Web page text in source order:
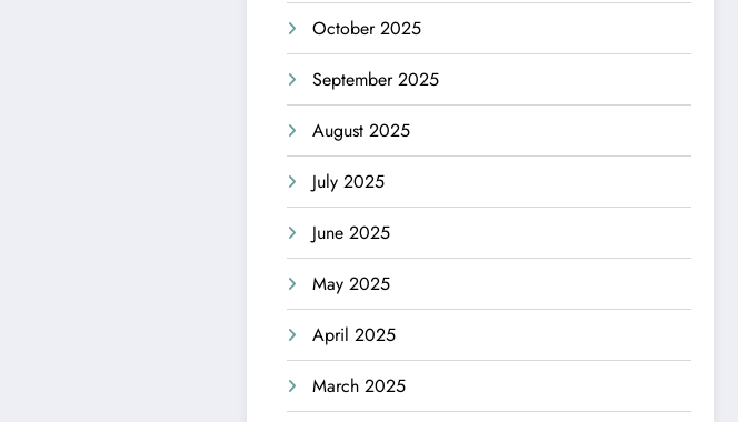
October 2025
September 2025
August 2025
July 2025
June 2025
May 2025
April 2025
March 2025